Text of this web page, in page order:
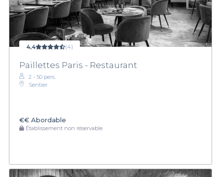
4,4 (4)
Paillettes Paris - Restaurant
2 - 50 pers.
Sentier
€€ Abordable
Établissement non réservable